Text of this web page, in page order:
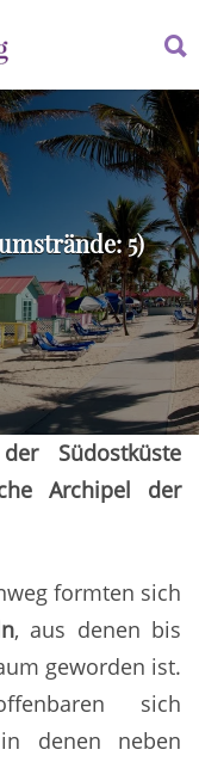
5)
Südostküste
Archipel der
formten sich
, aus denen bis
geworden ist.
sich
in denen neben